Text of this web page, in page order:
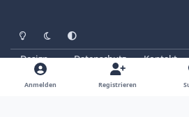
Heller ModusDunkler Modus
Systemeinstellung
Design Datenschutz Kontakt
© Copyright 2025 - SAABoteure e. V.
Anmelden Registrieren